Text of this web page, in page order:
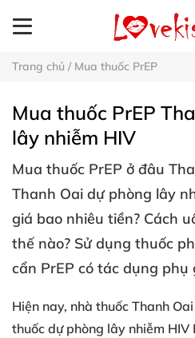
Trang chủ / Mua thuốc PrEP
Mua thuốc PrEP
lây nhiễm HIV
Mua thuốc PrEP ở đâu
Thanh Oai dự phòng lây
giá bao nhiêu tiền? Cách
thế nào? Sử dụng thuốc
cẩn PrEP có tác dụng phụ
Hiện nay, nhà thuốc Thanh
thuốc dự phòng lây nhiễm HIV